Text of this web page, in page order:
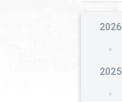
2026
2025